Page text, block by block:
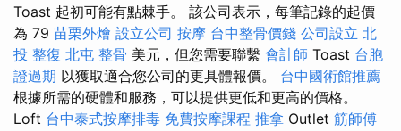
Toast 起初可能有點棘手。 該公司表示，每筆記錄的起價
為 79 苗栗外燴 設立公司 按摩 台中整骨價錢 公司設立 北
投 整復 北屯 整骨 美元，但您需要聯繫 會計師 Toast 台胞
證過期 以獲取適合您公司的更具體報價。 台中國術館推薦
根據所需的硬體和服務，可以提供更低和更高的價格。
Loft 台中泰式按摩排毒 免費按摩課程 推拿 Outlet 筋師傅